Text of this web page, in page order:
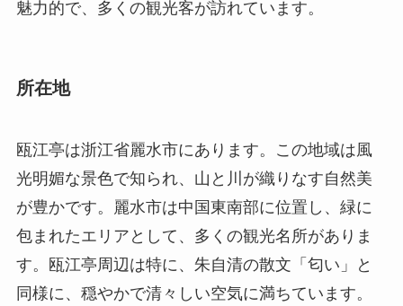
瓯江亭は浙江省麗水市にあります。この地域は風
包まれたエリアとして、多くの観光名所がありま
同様に、穏やかで清々しい空気に満ちています。
歴史と文化的背景
瓯江亭の歴史は古く、建築されたのは明代とされ